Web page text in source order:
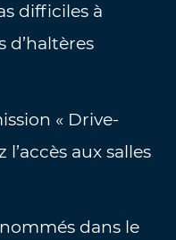
difficiles à
d’haltères
« Drive-
aux salles
dans le